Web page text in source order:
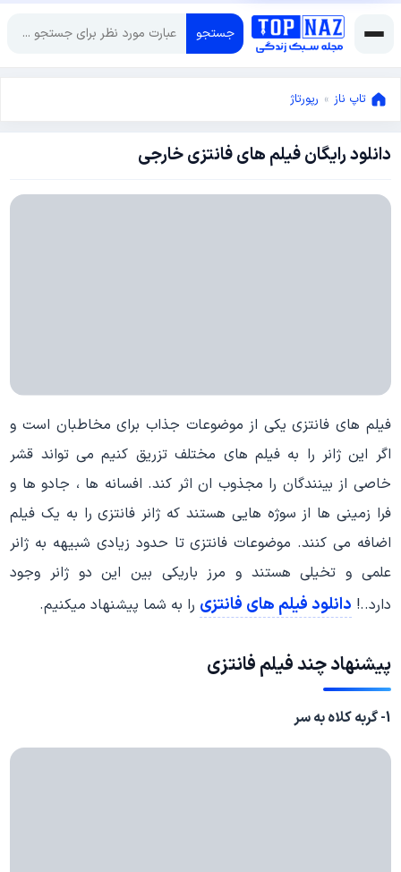
جستجو
تاپ ناز » رپورتاژ
دانلود رایگان فیلم های فانتزی خارجی
می
2022
فیلم های فانتزی یکی از موضوعات جذاب برای مخاطبان است و
اگر این ژانر را به فیلم های مختلف تزریق کنیم می تواند قشر
خاصی از بینندگان را مجذوب ان اثر کند. افسانه ها ، جادو ها و
فرا زمینی ها از سوژه هایی هستند که ژانر فانتزی را به یک فیلم
اضافه می کنند. موضوعات فانتزی تا حدود زیادی شبیهه به ژانر
علمی و تخیلی هستند و مرز باریکی بین این دو ژانر وجود
دارد..! دانلود فیلم های فانتزی را به شما پیشنهاد میکنیم.
پیشنهاد چند فیلم فانتزی
1- گربه کلاه به سر